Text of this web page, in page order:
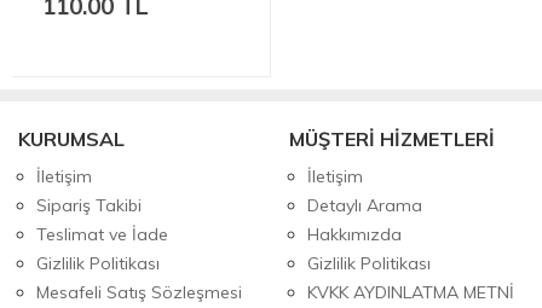
110.00 TL
KURUMSAL
İletişim
Sipariş Takibi
Teslimat ve İade
Gizlilik Politikası
Mesafeli Satış Sözleşmesi
MÜŞTERİ HİZMETLERİ
İletişim
Detaylı Arama
Hakkımızda
Gizlilik Politikası
KVKK AYDINLATMA METNİ